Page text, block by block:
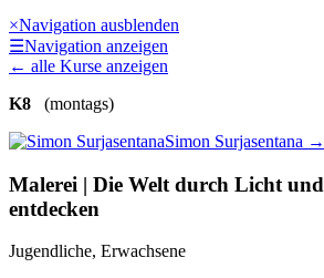
×Navigation ausblenden
☰Navigation anzeigen
← alle Kurse anzeigen
K8
(montags)
Simon Surjasentana
Malerei | Die Welt durch Licht
entdecken
Jugendliche, Erwachsene